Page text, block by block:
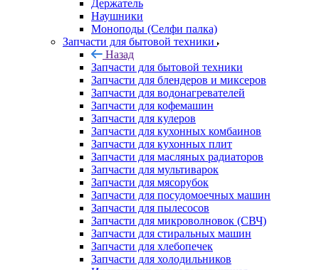
Держатель
Наушники
Моноподы (Селфи палка)
Запчасти для бытовой техники
Назад
Запчасти для бытовой техники
Запчасти для блендеров и миксеров
Запчасти для водонагревателей
Запчасти для кофемашин
Запчасти для кулеров
Запчасти для кухонных комбаинов
Запчасти для кухонных плит
Запчасти для масляных радиаторов
Запчасти для мультиварок
Запчасти для мясорубок
Запчасти для посудомоечных машин
Запчасти для пылесосов
Запчасти для микроволновок (СВЧ)
Запчасти для стиральных машин
Запчасти для хлебопечек
Запчасти для холодильников